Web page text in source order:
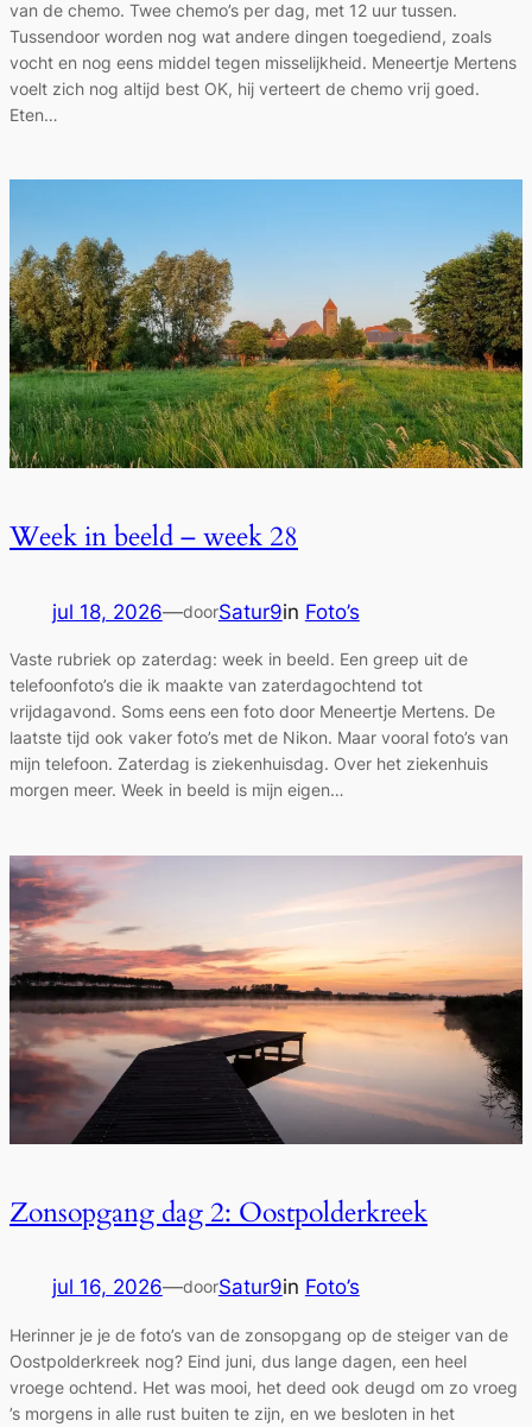
van de chemo. Twee chemo’s per dag, met 12 uur tussen.
Tussendoor worden nog wat andere dingen toegediend, zoals
vocht en nog eens middel tegen misselijkheid. Meneertje Mertens
voelt zich nog altijd best OK, hij verteert de chemo vrij goed.
Eten…
Week in beeld – week 28
jul 18, 2026—doorSatur9in Foto’s
Vaste rubriek op zaterdag: week in beeld. Een greep uit de
telefoonfoto’s die ik maakte van zaterdagochtend tot
vrijdagavond. Soms eens een foto door Meneertje Mertens. De
laatste tijd ook vaker foto’s met de Nikon. Maar vooral foto’s van
mijn telefoon. Zaterdag is ziekenhuisdag. Over het ziekenhuis
morgen meer. Week in beeld is mijn eigen…
Zonsopgang dag 2: Oostpolderkreek
jul 16, 2026—doorSatur9in Foto’s
Herinner je je de foto’s van de zonsopgang op de steiger van de
Oostpolderkreek nog? Eind juni, dus lange dagen, een heel
vroege ochtend. Het was mooi, het deed ook deugd om zo vroeg
’s morgens in alle rust buiten te zijn, en we besloten in het